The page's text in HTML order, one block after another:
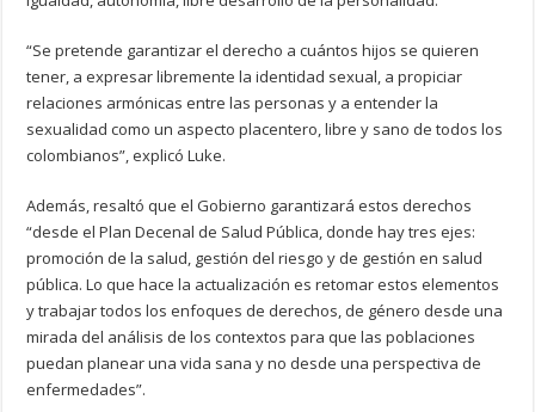
“Se pretende garantizar el derecho a cuántos hijos se quieren
tener, a expresar libremente la identidad sexual, a propiciar
relaciones armónicas entre las personas y a entender la
sexualidad como un aspecto placentero, libre y sano de todos los
colombianos”, explicó Luke.
Además, resaltó que el Gobierno garantizará estos derechos
“desde el Plan Decenal de Salud Pública, donde hay tres ejes:
promoción de la salud, gestión del riesgo y de gestión en salud
pública. Lo que hace la actualización es retomar estos elementos
y trabajar todos los enfoques de derechos, de género desde una
mirada del análisis de los contextos para que las poblaciones
puedan planear una vida sana y no desde una perspectiva de
enfermedades”.